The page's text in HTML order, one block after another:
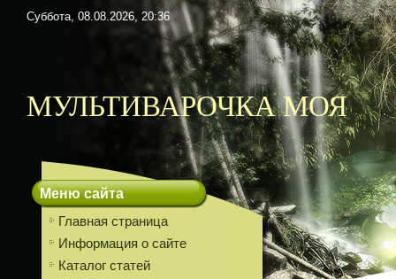
Суббота, 08.08.2026, 20:36
МУЛЬТИВАРОЧКА МОЯ
Меню сайта
Главная страница
Информация о сайте
Каталог статей